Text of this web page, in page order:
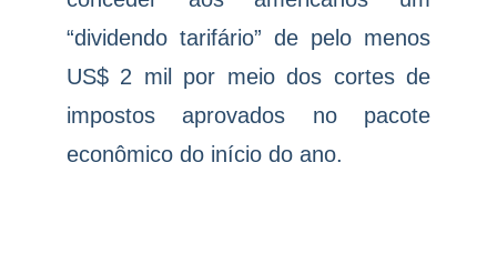
“dividendo tarifário” de pelo menos
US$ 2 mil por meio dos cortes de
impostos aprovados no pacote
econômico do início do ano.